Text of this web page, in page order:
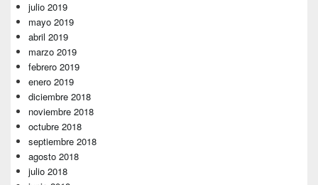
julio 2019
mayo 2019
abril 2019
marzo 2019
febrero 2019
enero 2019
diciembre 2018
noviembre 2018
octubre 2018
septiembre 2018
agosto 2018
julio 2018